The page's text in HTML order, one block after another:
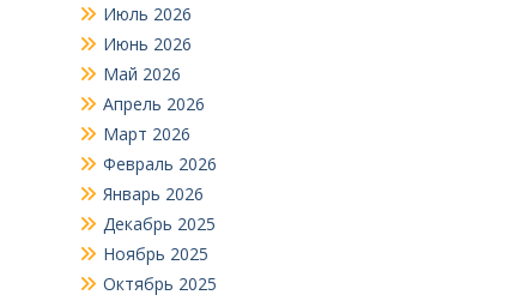
Июль 2026
Июнь 2026
Май 2026
Апрель 2026
Март 2026
Февраль 2026
Январь 2026
Декабрь 2025
Ноябрь 2025
Октябрь 2025